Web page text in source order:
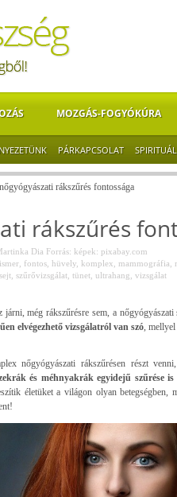
MOZGÁS-FOGYÓKÚRA
PÁRKAPCSOLAT
rákszűrés fontossága
rákszűrés
Dia Forrás: képek: pixabay.com
, fontos, hüvely, komplex mammográfia
sejt, szűrővizsgálat, tünet, ultrahang vizsgálat
járni, még rákszűrésre sem, a
elvégezhető vizsgálatról van szó, mellyel
nőgyógyászati rákszűrésen részt
és méhnyakrák egyidejű szűrése
életüket a világon olyan betegségben,